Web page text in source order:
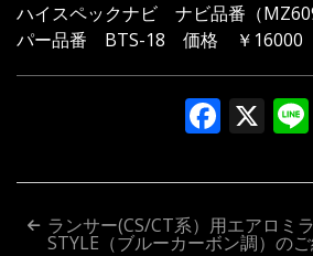
ハイスペックナビ ナビ品番（
パー品番 BTS-18 価格 ￥16000
X
投 ランサー(CS/CT系）用エアロミ
STYLE（ブルーカーボン調）のご